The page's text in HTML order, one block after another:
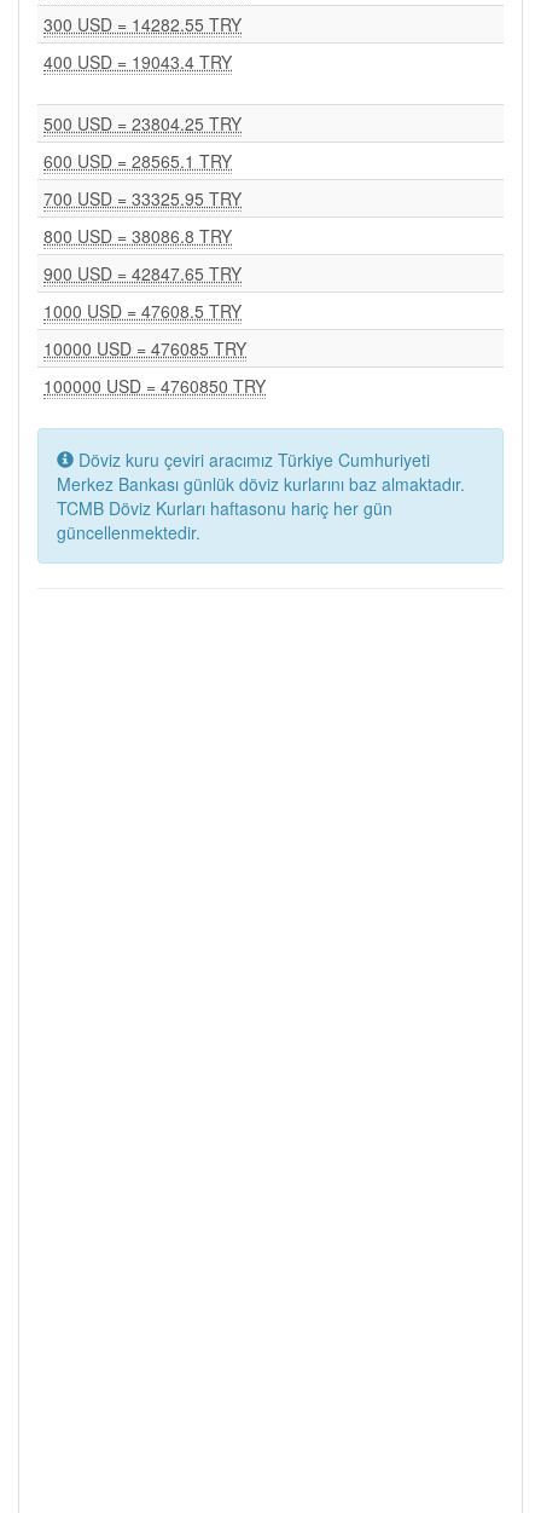
300 USD = 14282.55 TRY
400 USD = 19043.4 TRY
500 USD = 23804.25 TRY
600 USD = 28565.1 TRY
700 USD = 33325.95 TRY
800 USD = 38086.8 TRY
900 USD = 42847.65 TRY
1000 USD = 47608.5 TRY
10000 USD = 476085 TRY
100000 USD = 4760850 TRY
Döviz kuru çeviri aracımız Türkiye Cumhuriyeti
Merkez Bankası günlük döviz kurlarını baz almaktadır.
TCMB Döviz Kurları haftasonu hariç her gün
güncellenmektedir.